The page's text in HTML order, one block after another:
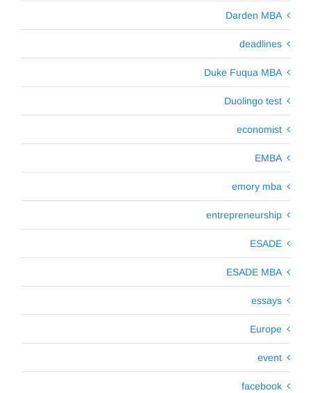
Darden MBA
deadlines
Duke Fuqua MBA
Duolingo test
economist
EMBA
emory mba
entrepreneurship
ESADE
ESADE MBA
essays
Europe
event
facebook